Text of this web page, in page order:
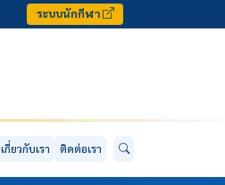
ระบบนักกีฬา
เกี่ยวกับเรา ติดต่อเรา